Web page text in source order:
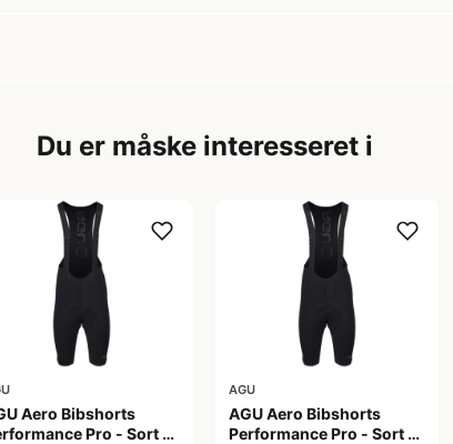
Du er måske interesseret i
Aero Bibshorts
Pro - Sort -
AGU
AGU Aero Bibshorts
Performance Pro - Sort -